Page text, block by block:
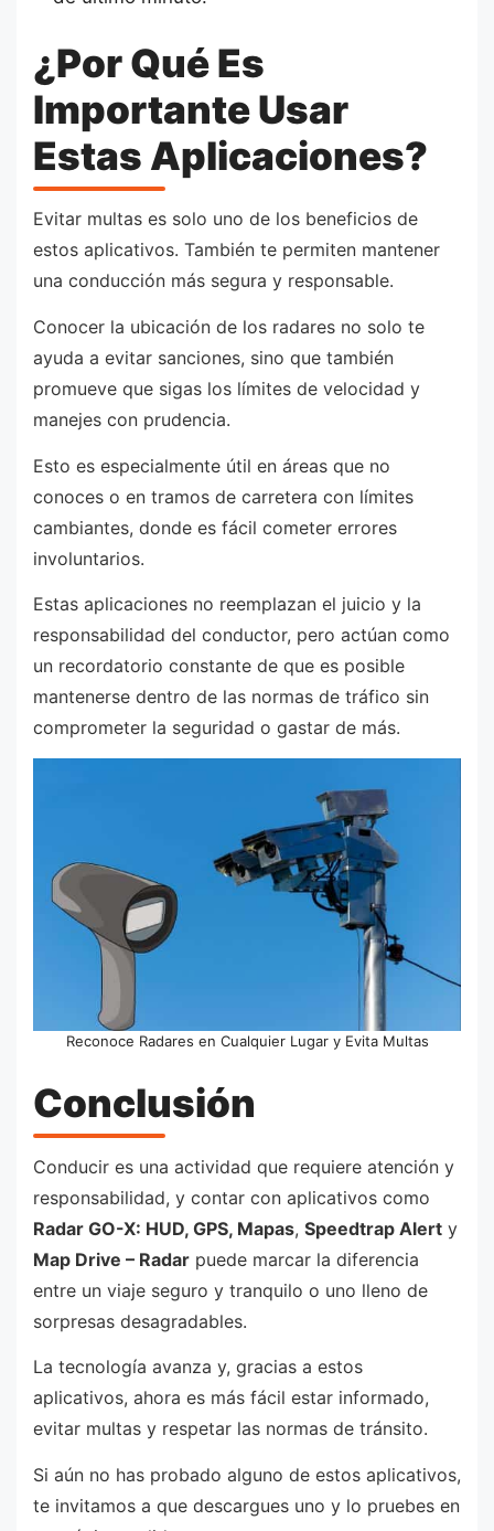
¿Por Qué Es
Importante Usar
Estas Aplicaciones?
Evitar multas es solo uno de los beneficios de
estos aplicativos. También te permiten mantener
una conducción más segura y responsable.
Conocer la ubicación de los radares no solo te
ayuda a evitar sanciones, sino que también
promueve que sigas los límites de velocidad y
manejes con prudencia.
Esto es especialmente útil en áreas que no
conoces o en tramos de carretera con límites
cambiantes, donde es fácil cometer errores
involuntarios.
Estas aplicaciones no reemplazan el juicio y la
responsabilidad del conductor, pero actúan como
un recordatorio constante de que es posible
mantenerse dentro de las normas de tráfico sin
comprometer la seguridad o gastar de más.
Reconoce Radares en Cualquier Lugar y Evita Multas
Conclusión
Conducir es una actividad que requiere atención y
responsabilidad, y contar con aplicativos como
Radar GO-X: HUD, GPS, Mapas, Speedtrap Alert y
Map Drive – Radar puede marcar la diferencia
entre un viaje seguro y tranquilo o uno lleno de
sorpresas desagradables.
La tecnología avanza y, gracias a estos
aplicativos, ahora es más fácil estar informado,
evitar multas y respetar las normas de tránsito.
Si aún no has probado alguno de estos aplicativos,
te invitamos a que descargues uno y lo pruebes en